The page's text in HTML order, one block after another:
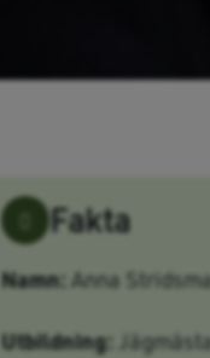
Fakta
Namn: Anna
Utbildning: